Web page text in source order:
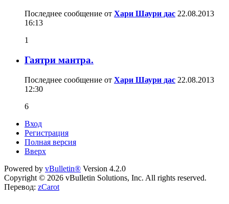
Последнее сообщение от Хари Шаури дас 22.08.2013
16:13
1
Гаятри мантра.
Последнее сообщение от Хари Шаури дас 22.08.2013
12:30
6
Вход
Регистрация
Полная версия
Вверх
Powered by vBulletin® Version 4.2.0
Copyright © 2026 vBulletin Solutions, Inc. All rights reserved.
Перевод: zCarot